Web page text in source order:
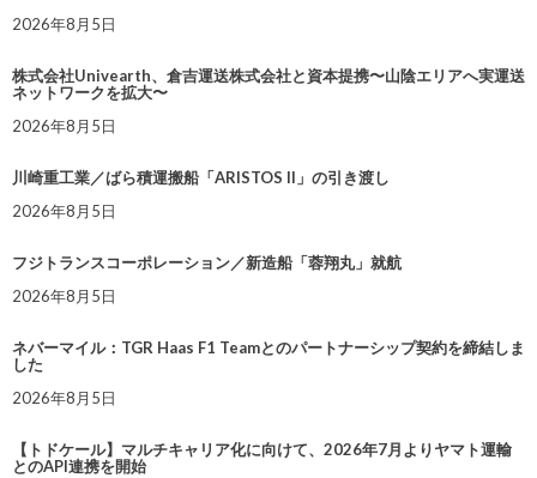
2026年8月5日
株式会社Univearth、倉吉運送株式会社と資本提携〜山陰エリアへ実運送
ネットワークを拡大〜
2026年8月5日
川崎重工業／ばら積運搬船「ARISTOS II」の引き渡し
2026年8月5日
フジトランスコーポレーション／新造船「蓉翔丸」就航
2026年8月5日
ネバーマイル：TGR Haas F1 Teamとのパートナーシップ契約を締結しま
した
2026年8月5日
【トドケール】マルチキャリア化に向けて、2026年7月よりヤマト運輸
とのAPI連携を開始